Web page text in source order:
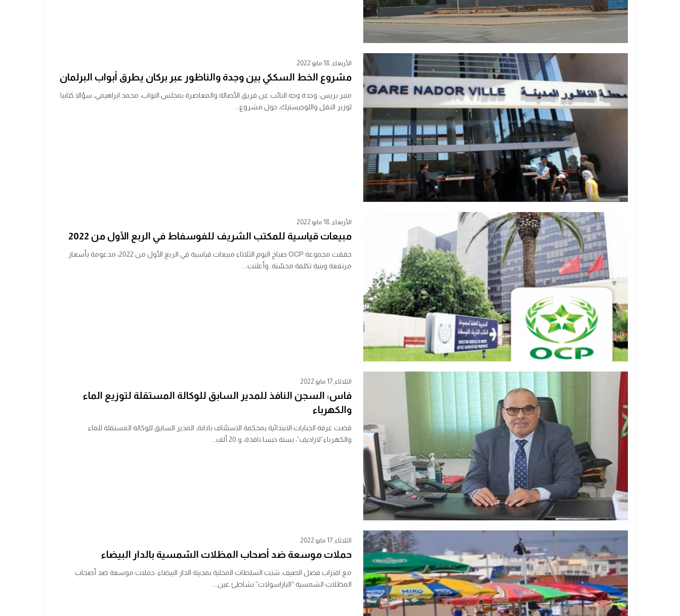
الأربعاء, 18 مايو 2022
مشروع الخط السككي بين وجدة والناظور عبر بركان يطرق أبواب البرلمان
منبر بريس: وجدة وجه النائب عن فريق الأصالة والمعاصرة بمجلس النواب، محمد ابراهيمي، سؤالا كتابيا
لوزير النقل واللوجيستيك، حول مشروع...
الأربعاء, 18 مايو 2022
مبيعات قياسية للمكتب الشريف للفوسفاط في الربع الأول من 2022
حققت مجموعة OCP صباح اليوم الثلاثاء مبيعات قياسية في الربع الأول من 2022، مدعومة بأسعار
مرتفعة وبنية تكلفة محسّنة. وأعلنت...
الثلاثاء, 17 مايو 2022
فاس: السجن النافذ للمدير السابق للوكالة المستقلة لتوزيع الماء
والكهرباء
قضت غرفة الجنايات الابتدائية بمحكمة الاستئناف بادانة، المدير السابق للوكالة المستقلة للماء
والكهرباء”لاراديف”، بسنة حبسا نافذة، و 20 ألف...
الثلاثاء, 17 مايو 2022
حملات موسعة ضد أصحاب المظلات الشمسية بالدار البيضاء
مع اقتراب فصل الصيف، شنت السلطات المحلية بمدينة الدار البيضاء، حملات موسعة ضد أصحاب
المظلات الشمسية “الباراسولات” بشاطئ عين...